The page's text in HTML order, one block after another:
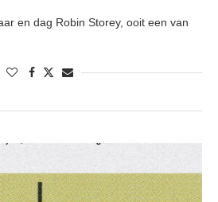
en dag Robin Storey, ooit een van